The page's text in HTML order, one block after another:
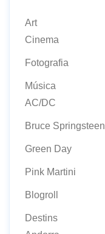
Art
Cinema
Fotografia
Música
AC/DC
Bruce Springsteen
Green Day
Pink Martini
Blogroll
Destins